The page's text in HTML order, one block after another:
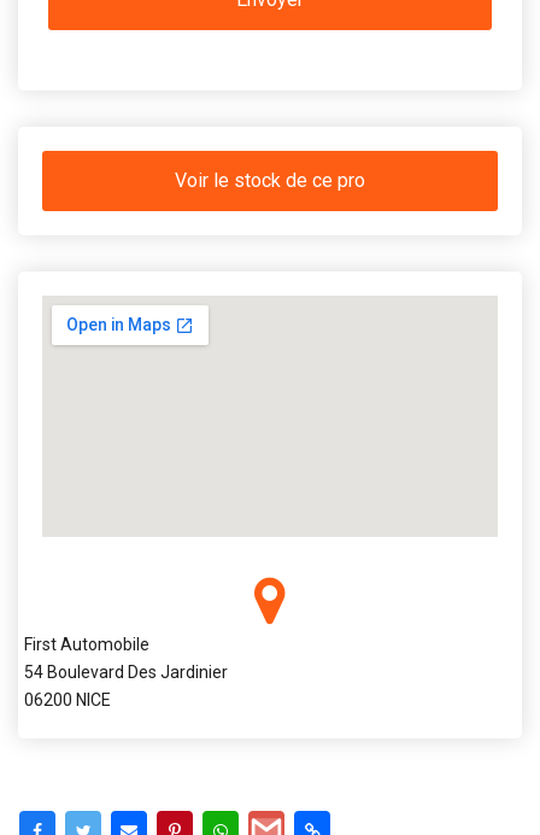
Voir le stock de ce pro
First Automobile
54 Boulevard Des Jardinier
06200 NICE